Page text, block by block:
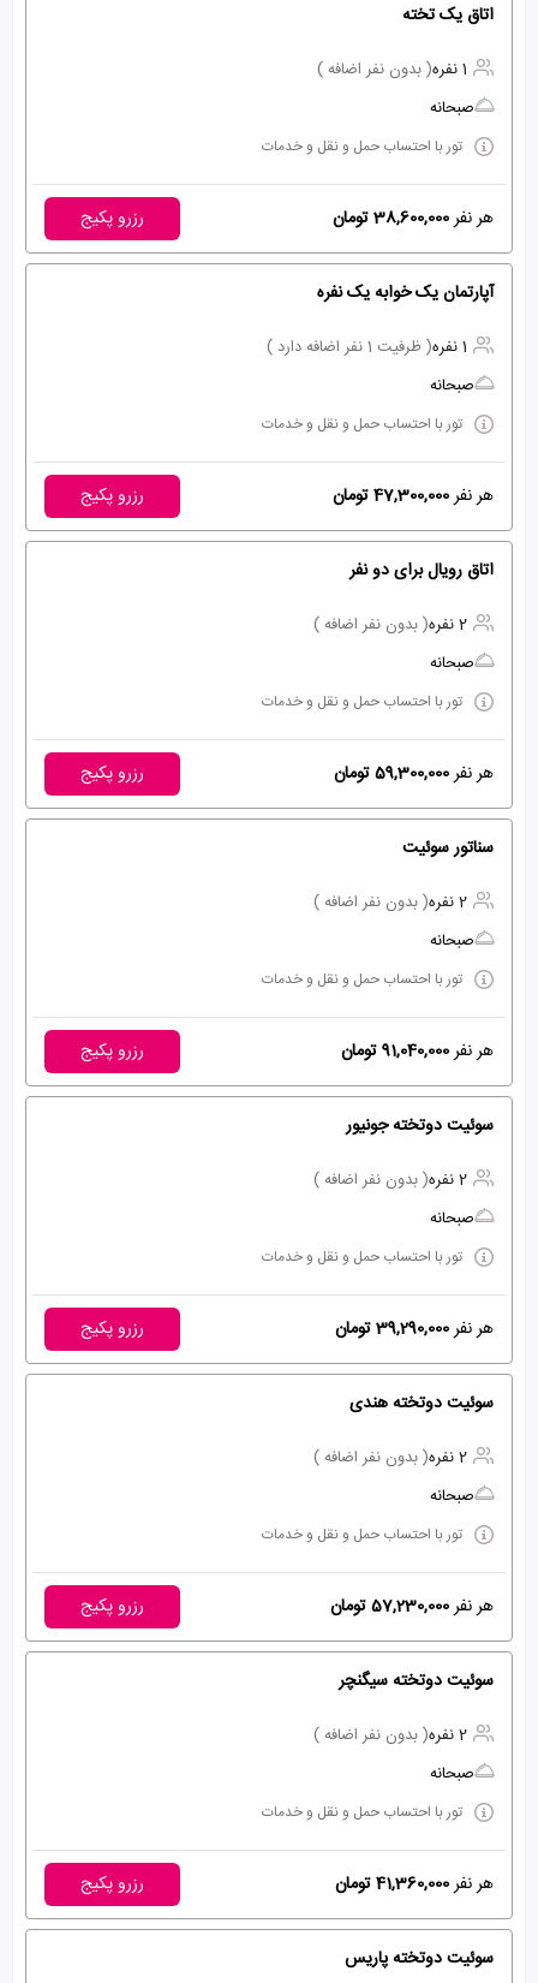
اتاق یک تخته
1 نفره
( بدون نفر اضافه )
صبحانه
تور با احتساب حمل و نقل و خدمات
هر نفر38,600,000 تومان رزرو پکیج
آپارتمان یک خوابه یک نفره
1 نفره
( ظرفیت 1 نفر اضافه دارد )
صبحانه
تور با احتساب حمل و نقل و خدمات
هر نفر47,300,000 تومان رزرو پکیج
اتاق رویال برای دو نفر
2 نفره
( بدون نفر اضافه )
صبحانه
تور با احتساب حمل و نقل و خدمات
هر نفر59,300,000 تومان رزرو پکیج
سناتور سوئیت
2 نفره
( بدون نفر اضافه )
صبحانه
تور با احتساب حمل و نقل و خدمات
هر نفر91,040,000 تومان رزرو پکیج
سوئیت دوتخته جونیور
2 نفره
( بدون نفر اضافه )
صبحانه
تور با احتساب حمل و نقل و خدمات
هر نفر39,290,000 تومان رزرو پکیج
سوئیت دوتخته هندی
2 نفره
( بدون نفر اضافه )
صبحانه
تور با احتساب حمل و نقل و خدمات
هر نفر57,230,000 تومان رزرو پکیج
سوئیت دوتخته سیگنچر
2 نفره
( بدون نفر اضافه )
صبحانه
تور با احتساب حمل و نقل و خدمات
هر نفر41,360,000 تومان رزرو پکیج
سوئیت دوتخته پاریس